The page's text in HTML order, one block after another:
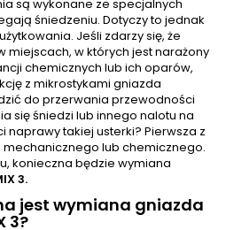
są wykonane ze specjalnych
śniedzeniu. Dotyczy to jednak
Jeśli zdarzy się, że
miejscach, w których jest narażony
chemicznych lub ich oparów,
z mikrostykami gniazda
do przerwania przewodności
się śniedzi lub innego nalotu na
naprawy takiej usterki? Pierwsza z
lub chemicznego.
konieczna będzie wymiana
3.
jest wymiana gniazda
3?